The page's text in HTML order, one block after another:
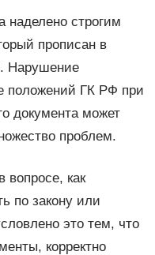
наделено строгим
прописан в
Нарушение
положений ГК РФ при
документа может
проблем.
как
по закону или
это тем, что
корректно